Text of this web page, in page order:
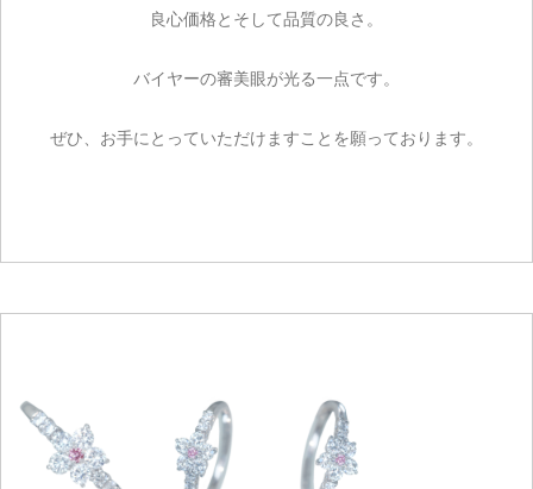
良心価格とそして品質の良さ。
バイヤーの審美眼が光る一点です。
ぜひ、お手にとっていただけますことを願っております。